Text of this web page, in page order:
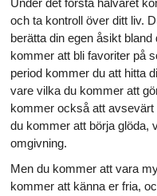
Under det första halvåret
och ta kontroll över ditt liv.
berätta din egen åsikt
kommer att bli favoriter på
period kommer du att hitta
vare vilka du kommer att
kommer också att
du kommer att börja glöda,
omgivning.
Men du kommer att vara
kommer att känna er fria,